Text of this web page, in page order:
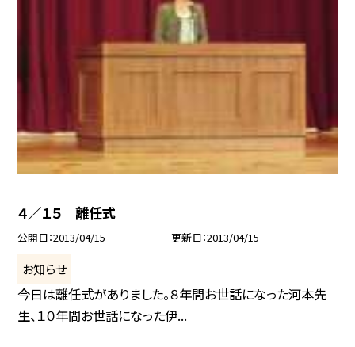
４／１５ 離任式
公開日 2013/04/15 更新日 2013/04/15
お知らせ
今日は離任式がありました。８年間お世話になった河本先
生、１０年間お世話になった伊...